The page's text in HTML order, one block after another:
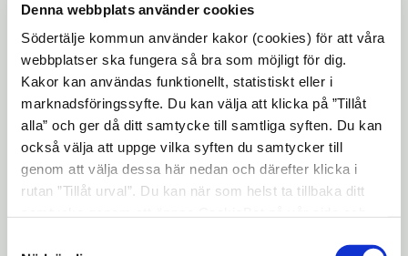
Denna webbplats använder cookies
Södertälje kommun använder kakor (cookies) för att våra
webbplatser ska fungera så bra som möjligt för dig.
Kakor kan användas funktionellt, statistiskt eller i
marknadsföringssyfte. Du kan välja att klicka på ”Tillåt
alla” och ger då ditt samtycke till samtliga syften. Du kan
också välja att uppge vilka syften du samtycker till
genom att välja dessa här nedan och därefter klicka i
rutan ”Tillåt urval”. Du kan när som helst ta tillbaka ditt
om att säkerställa att et finns tillräcklig
medicinsk utrustning, hur de ekonomiska
konekvenserna kan begränsas och uppdrog
hälso- och inrikesministrarna att
fortsättninsvis ha daglig kontakt för att
stämma av arbetet.
Om du vill se presskonferensen i efterhand